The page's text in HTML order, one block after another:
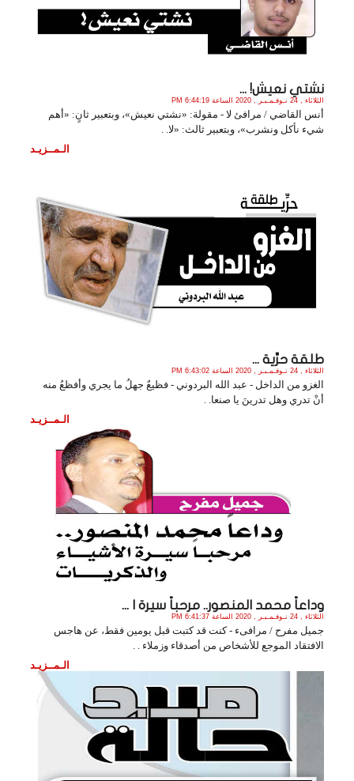
نشتي نعيش! ...
الثلاثاء , 24 نـوفـمـبـر , 2020 الساعة 6:44:19 PM
أنس القاضي / مرافئ لا - مقولة: «نشتي نعيش»، وبتعبير ثانٍ: «أهم
شيء نأكل ونشرب»، وبتعبير ثالث: «لا. .
الـمــزيـد
طلقة حرِّية ...
الثلاثاء , 24 نـوفـمـبـر , 2020 الساعة 6:43:02 PM
الغزو من الداخل - عبد الله البردوني - فظيعٌ جهلُ ما يجري وأفظعُ منه
أنْ تدري وهل تدرينَ يا صنعا. .
الـمــزيـد
وداعاً محمد المنصور.. مرحباً سيرة ا ...
الثلاثاء , 24 نـوفـمـبـر , 2020 الساعة 6:41:37 PM
جميل مفرح / مرافىء - كنت قد كتبت قبل يومين فقط، عن هاجس
الافتقاد الموجع للأشخاص من أصدقاء وزملاء . .
الـمــزيـد